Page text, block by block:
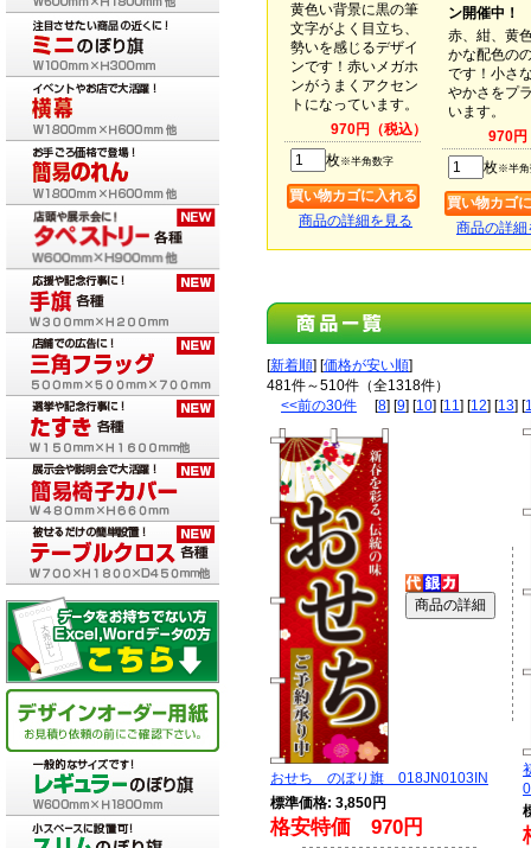
黄色い背景に黒の筆
文字がよく目立ち、
勢いを感じるデザイ
ンです！赤いメガホ
ンがうまくアクセン
トになっています。
970円（税込）
枚※半角数字
商品の詳細を見る
ン開催中！
赤、紺、黄
かな配色の
です！小さ
やかさをプ
います。
970円
枚※半角
商品の詳細
[新着順] [価格が安い順]
481件～510件（全1318件）
<<前の30件 [8] [9] [10] [11] [12] [13] [
おせち のぼり旗 018JN0103IN
標準価格: 3,850円
格安特価 970円